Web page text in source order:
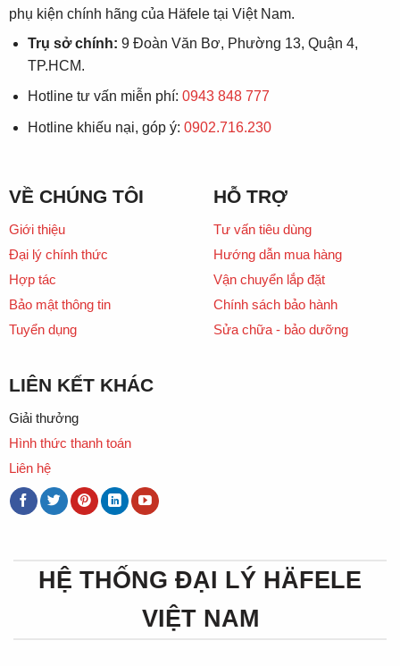
phụ kiện chính hãng của Häfele tại Việt Nam.
Trụ sở chính: 9 Đoàn Văn Bơ, Phường 13, Quận 4,
TP.HCM.
Hotline tư vấn miễn phí: 0943 848 777
Hotline khiếu nại, góp ý: 0902.716.230
VỀ CHÚNG TÔI
Giới thiệu
Đại lý chính thức
Hợp tác
Bảo mật thông tin
Tuyển dụng
HỖ TRỢ
Tư vấn tiêu dùng
Hướng dẫn mua hàng
Vận chuyển lắp đặt
Chính sách bảo hành
Sửa chữa - bảo dưỡng
LIÊN KẾT KHÁC
Giải thưởng
Hình thức thanh toán
Liên hệ
HỆ THỐNG ĐẠI LÝ HÄFELE
VIỆT NAM